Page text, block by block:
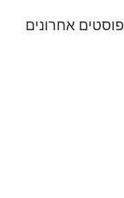
פוסטים אחרונים